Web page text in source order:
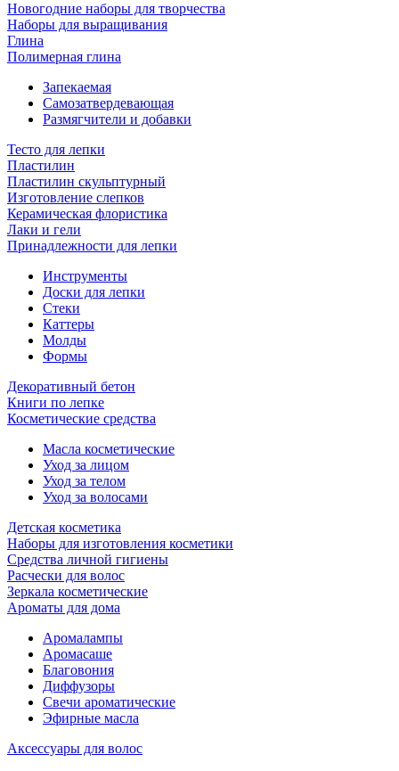
Новогодние наборы для творчества
Наборы для выращивания
Глина
Полимерная глина
Запекаемая
Самозатвердевающая
Размягчители и добавки
Тесто для лепки
Пластилин
Пластилин скульптурный
Изготовление слепков
Керамическая флористика
Лаки и гели
Принадлежности для лепки
Инструменты
Доски для лепки
Стеки
Каттеры
Молды
Формы
Декоративный бетон
Книги по лепке
Косметические средства
Масла косметические
Уход за лицом
Уход за телом
Уход за волосами
Детская косметика
Наборы для изготовления косметики
Средства личной гигиены
Расчески для волос
Зеркала косметические
Ароматы для дома
Аромалампы
Аромасаше
Благовония
Диффузоры
Свечи ароматические
Эфирные масла
Аксессуары для волос